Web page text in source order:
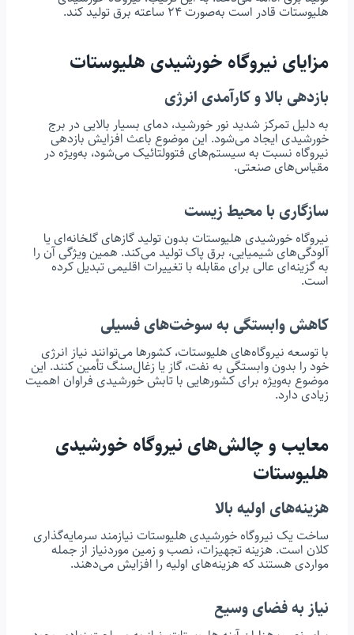
هلیوستات قادر است به‌صورت ۲۴ ساعته برق تولید کند.
مزایای نیروگاه خورشیدی هلیوستات
بازدهی بالا و کارآمدی انرژی
به دلیل تمرکز شدید نور خورشید، دمای بسیار بالایی در برج
خورشیدی ایجاد می‌شود. این موضوع باعث افزایش بازدهی
نیروگاه نسبت به سیستم‌های فتوولتائیک می‌شود، به‌ویژه در
مقیاس‌های صنعتی.
سازگاری با محیط زیست
نیروگاه خورشیدی هلیوستات بدون تولید گازهای گلخانه‌ای یا
آلودگی‌های شیمیایی، برق پاک تولید می‌کند. همین ویژگی آن را
به گزینه‌ای عالی برای مقابله با تغییرات اقلیمی تبدیل کرده
است.
کاهش وابستگی به سوخت‌های فسیلی
با توسعه نیروگاه‌های هلیوستات، کشورها می‌توانند نیاز انرژی
خود را بدون وابستگی به نفت، گاز یا زغال‌سنگ تأمین کنند. این
موضوع به‌ویژه برای کشورهایی با تابش خورشیدی فراوان اهمیت
زیادی دارد.
معایب و چالش‌های نیروگاه خورشیدی
هلیوستات
هزینه‌های اولیه بالا
ساخت یک نیروگاه خورشیدی هلیوستات نیازمند سرمایه‌گذاری
کلان است. هزینه تجهیزات، نصب و زمین موردنیاز از جمله
مواردی هستند که هزینه‌های اولیه را افزایش می‌دهند.
نیاز به فضای وسیع